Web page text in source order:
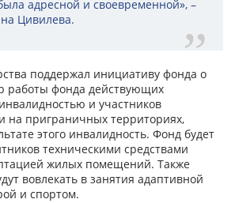
адресной и своевременной», –
Цивилева.
поддержал инициативу фонда о
работы фонда действующих
и участников
на приграничных территориях,
этого инвалидность. Фонд будет
техническими средствами
жилых помещений. Также
вовлекать в занятия адаптивной
и спортом.